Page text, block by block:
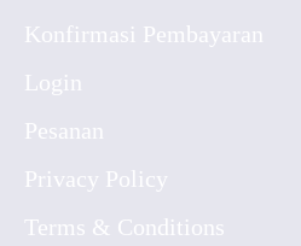
Konfirmasi Pembayaran
Login
Pesanan
Privacy Policy
Terms & Conditions